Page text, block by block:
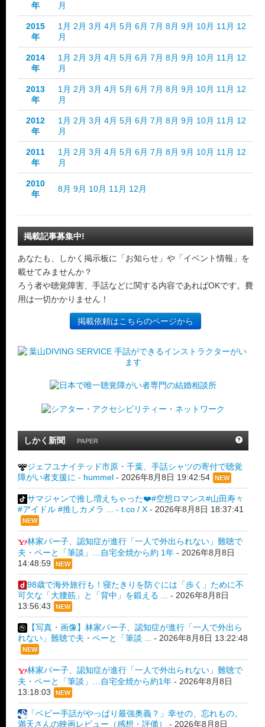
年
月
2015
年
1月 2月 3月 4月 5月 6月 7月 8月 9月 10月 11月 12
月
2014
年
1月 2月 3月 4月 5月 6月 7月 8月 9月 10月 11月 12
月
2013
年
1月 2月 3月 4月 5月 6月 7月 8月 9月 10月 11月 12
月
2012
年
1月 2月 3月 4月 5月 6月 7月 8月 9月 10月 11月 12
月
2011
年
1月 2月 3月 4月 5月 6月 7月 8月 9月 10月 11月 12
月
2010
年
8月 9月 10月 11月 12月
掲載記事募集中!
あなたも、しかく掲示板に「お知らせ」や「イベント情報」を
載せてみませんか？
ろう者や聴覚障害、手話などに関する内容であればOKです。費
用は一切かかりません！
掲載依頼はこちらのページから
しかく新聞 PAPER
ジェフユナイテッド市原・千葉、手話シャツの寄付で聴覚
障がい者支援に - hummel - 2026年8月8日 19:42:54 NEW
サマジャンで推し増えちゃった❤️#空想ロマンス#山田寿々
#アイドル #推しカメラ ... - t.co / X - 2026年8月8日 18:37:41
NEW
林家パー子、認知症が進行「一人で外出られない」難聴で
夫・ペーと「筆談」…自宅全焼から約 1年 - 2026年8月8日
14:48:59
NEW
98歳で海外旅行も！寝たきりを防ぐには「歩く」ために不
可欠な「大腰筋」と「背中」を鍛える ...
- 2026年8月8日
13:56:43
NEW
【写真・画像】林家パー子、認知症が進行「一人で外出ら
れない」難聴で夫・ペーと「筆談 ... - 2026年8月8日 13:22:48
NEW
林家パー子、認知症が進行「一人で外出られない」難聴で
夫・ペーと「筆談」…自宅全焼から約1年 - 2026年8月8日
13:18:03
NEW
「ベビー手話がやっぱり最強奥義？」幸せの、忘れもの。
満天さんの映画レビュー（感想・評価）
- 2026年8月8日